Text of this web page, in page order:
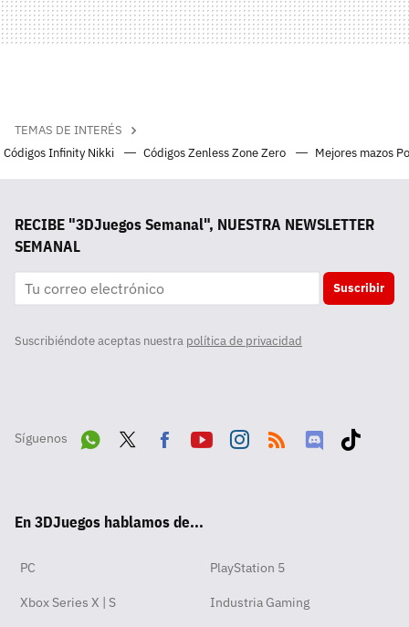
TEMAS DE INTERÉS
Códigos Infinity Nikki
Códigos Zenless Zone Zero Mejores mazos
RECIBE "3DJuegos Semanal", NUESTRA NEWSLETTER
SEMANAL
Suscribir
Suscribiéndote aceptas nuestra política de privacidad
Síguenos
pp
ok
En 3DJuegos hablamos de...
PC PlayStation 5
Xbox Series X | S Industria Gaming